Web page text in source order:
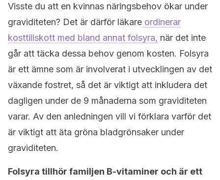
Visste du att en kvinnas näringsbehov ökar under
graviditeten? Det är därför läkare ordinerar
kosttillskott med bland annat folsyra, när det inte
går att täcka dessa behov genom kosten. Folsyra
är ett ämne som är involverat i utvecklingen av det
växande fostret, så det är viktigt att inkludera det
dagligen under de 9 månaderna som graviditeten
varar. Av den anledningen vill vi förklara varför det
är viktigt att äta gröna bladgrönsaker under
graviditeten.
Folsyra tillhör familjen B-vitaminer och är ett